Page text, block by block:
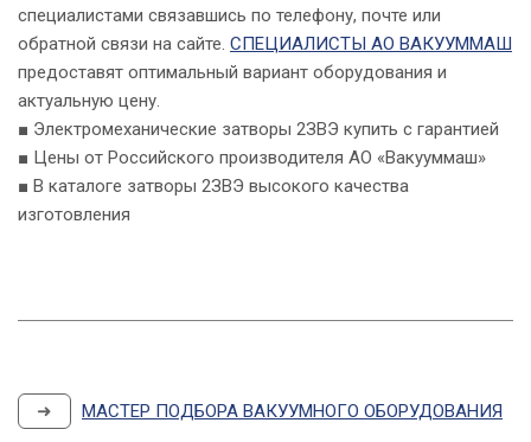
специалистами связавшись по телефону, почте или
обратной связи на сайте. СПЕЦИАЛИСТЫ АО ВАКУУММАШ
предоставят оптимальный вариант оборудования и
актуальную цену.
■ Электромеханические затворы 2ЗВЭ купить с гарантией
■ Цены от Российского производителя АО «Вакууммаш»
■ В каталоге затворы 2ЗВЭ высокого качества
изготовления
➜ МАСТЕР ПОДБОРА ВАКУУМНОГО ОБОРУДОВАНИЯ